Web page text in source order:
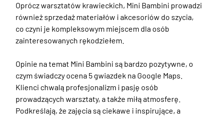
Oprócz warsztatów krawieckich, Mini Bambini prowadzi
również sprzedaż materiałów i akcesoriów do szycia,
co czyni je kompleksowym miejscem dla osób
zainteresowanych rękodziełem.
Opinie na temat Mini Bambini są bardzo pozytywne, o
czym świadczy ocena 5 gwiazdek na Google Maps.
Klienci chwalą profesjonalizm i pasję osób
prowadzących warsztaty, a także miłą atmosferę.
Podkreślają, że zajęcia są ciekawe i inspirujące, a